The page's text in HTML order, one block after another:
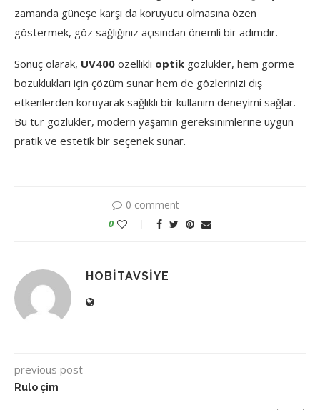
zamanda güneşe karşı da koruyucu olmasına özen
göstermek, göz sağlığınız açısından önemli bir adımdır.
Sonuç olarak, UV400 özellikli optik gözlükler, hem görme
bozuklukları için çözüm sunar hem de gözlerinizi dış
etkenlerden koruyarak sağlıklı bir kullanım deneyimi sağlar.
Bu tür gözlükler, modern yaşamın gereksinimlerine uygun
pratik ve estetik bir seçenek sunar.
0 comment
0
HOBITAVSIYE
previous post
Rulo çim